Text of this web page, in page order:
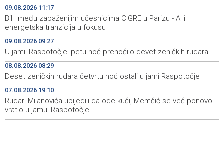
10:03
Marija Šerifović pred više hiljada posjetitelja na Piroti
zatvorila 'Dane dijaspore 2026' u Travniku
09:28
Kušljugić: Sprječavanje dehidracije i pregrijavanja ključni
za očuvanje zdravlja srca tokom vrućina
09:27
U jami 'Raspotočje' petu noć prenoćilo devet zeničkih
09:20
Gosti iz regiona okupirali Jahorinu, mnogi zbog popusta
umjesto mora izabrali planinu
09:17
Požar kod Konjica lokaliziran, vatrogasci i dalje na
09.08.2026 11:17
BiH među zapaženijim učesnicima CIGRE u Parizu - AI i
energetska tranzicija u fokusu
09.08.2026 09:27
U jami 'Raspotočje' petu noć prenoćilo devet zeničkih rudara
08.08.2026 08:29
Deset zeničkih rudara četvrtu noć ostali u jami Raspotočje
07.08.2026 19:10
Rudari Milanovića ubijedili da ode kući, Memčić se već ponovo
vratio u jamu 'Raspotočje'